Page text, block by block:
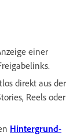
einer
direkt aus der
Reels oder
Hintergrund-